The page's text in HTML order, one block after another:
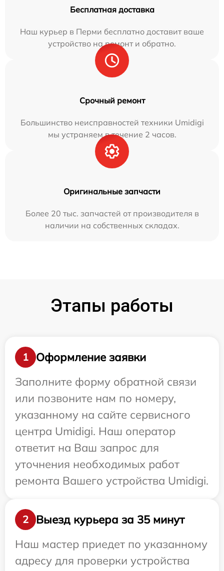
Бесплатная доставка
Наш курьер в Перми бесплатно доставит ваше
устройство на ремонт и обратно.
Срочный ремонт
Большинство неисправностей техники Umidigi
мы устраняем в течение 2 часов.
Оригинальные запчасти
Более 20 тыс. запчастей от производителя в
наличии на собственных складах.
Этапы работы
1
Оформление заявки
Заполните форму обратной связи
или позвоните нам по номеру,
указанному на сайте сервисного
центра Umidigi. Наш оператор
ответит на Ваш запрос для
уточнения необходимых работ
ремонта Вашего устройства Umidigi.
2
Выезд курьера за 35 минут
Наш мастер приедет по указанному
адресу для проверки устройства